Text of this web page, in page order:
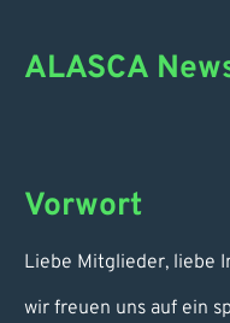
ALASCA
Vorwort
Liebe Mitglieder, liebe
wir freuen uns auf ein